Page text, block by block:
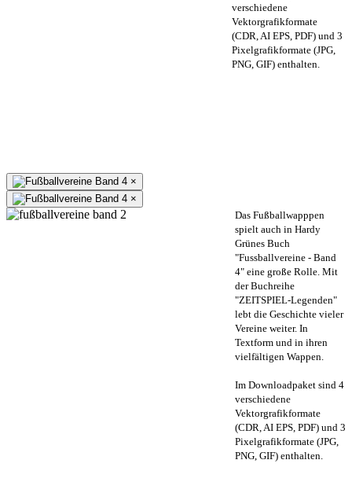
verschiedene
Vektorgrafikformate
(CDR, AI EPS, PDF) und 3
Pixelgrafikformate (JPG,
PNG, GIF) enthalten.
×
×
Das Fußballwapppen
spielt auch in Hardy
Grünes Buch
"Fussballvereine - Band
4" eine große Rolle. Mit
der Buchreihe
"ZEITSPIEL-Legenden"
lebt die Geschichte vieler
Vereine weiter. In
Textform und in ihren
vielfältigen Wappen.
Im Downloadpaket sind 4
verschiedene
Vektorgrafikformate
(CDR, AI EPS, PDF) und 3
Pixelgrafikformate (JPG,
PNG, GIF) enthalten.